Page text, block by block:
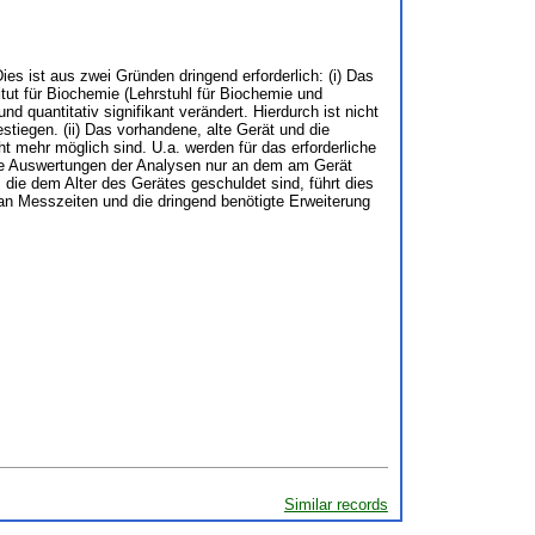
ist aus zwei Gründen dringend erforderlich: (i) Das
für Biochemie (Lehrstuhl für Biochemie und
quantitativ signifikant verändert. Hierdurch ist nicht
(ii) Das vorhandene, alte Gerät und die
mehr möglich sind. U.a. werden für das erforderliche
der Analysen nur an dem am Gerät
dem Alter des Gerätes geschuldet sind, führt dies
Messzeiten und die dringend benötigte Erweiterung
Similar records